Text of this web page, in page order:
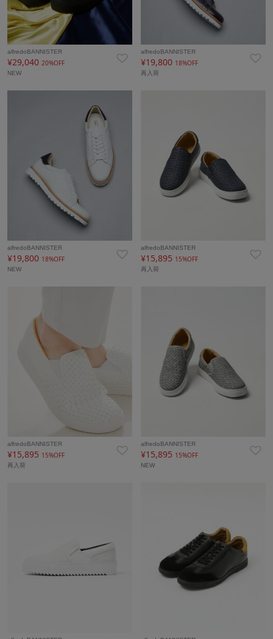
alfredoBANNISTER
¥29,040 20%OFF
NEW
alfredoBANNISTER
¥19,800 18%OFF
再入荷
alfredoBANNISTER
¥19,800 18%OFF
NEW
alfredoBANNISTER
¥15,895 15%OFF
再入荷
alfredoBANNISTER
¥15,895 15%OFF
再入荷
alfredoBANNISTER
¥15,895 15%OFF
NEW